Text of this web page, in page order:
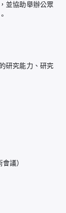
並協助舉辦公眾
研究能力、研究
議）